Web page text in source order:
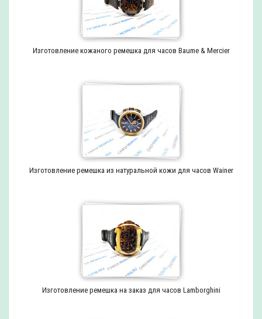
Изготовление кожаного ремешка для часов Baume & Mercier
Изготовление ремешка из натуральной кожи для часов Wainer
Изготовление ремешка на заказ для часов Lamborghini